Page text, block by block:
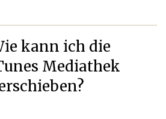
kann ich die
Mediathek